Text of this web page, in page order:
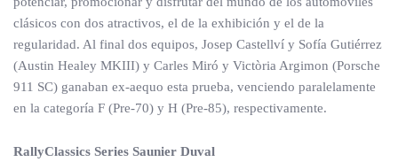
clásicos con dos atractivos, el de la exhibición y el de la
regularidad. Al final dos equipos, Josep Castellví y Sofía Gutiérrez
(Austin Healey MKIII) y Carles Miró y Victòria Argimon (Porsche
911 SC) ganaban ex-aequo esta prueba, venciendo paralelamente
en la categoría F (Pre-70) y H (Pre-85), respectivamente.
RallyClassics Series Saunier Duval